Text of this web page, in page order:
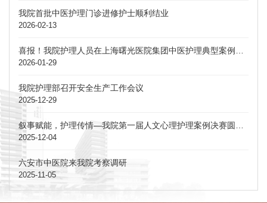
我院首批中医护理门诊进修护士顺利结业
2026-02-13
2026-01-29
我院护理部召开安全生产工作会议
2025-12-29
2025-12-04
六安市中医院来我院考察调研
2025-11-05